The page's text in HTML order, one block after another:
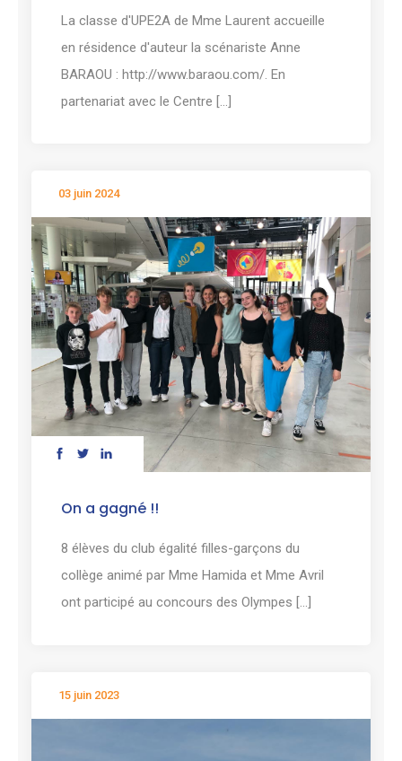
La classe d'UPE2A de Mme Laurent accueille
en résidence d'auteur la scénariste Anne
BARAOU : http://www.baraou.com/. En
partenariat avec le Centre [...]
03 juin 2024
On a gagné !!
8 élèves du club égalité filles-garçons du
collège animé par Mme Hamida et Mme Avril
ont participé au concours des Olympes [...]
15 juin 2023